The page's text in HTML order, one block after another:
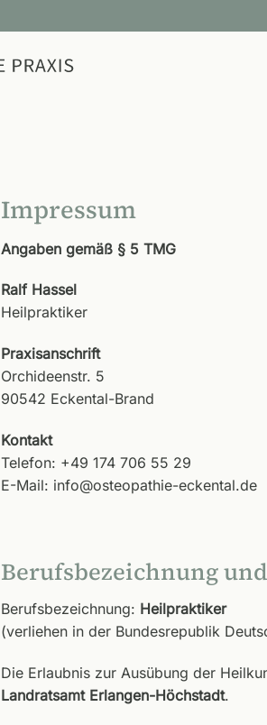
Impressum
Angaben gemäß § 5 TMG
Ralf Hassel
Heilpraktiker
Praxisanschrift
Orchideenstr. 5
90542 Eckental-Brand
Kontakt
Telefon: +49 174 706 55 29
E-Mail: info@osteopathie-eckental.de
Berufsbezeichnung
Berufsbezeichnung: Heilpraktiker
(verliehen in der Bundesrepublik
Die Erlaubnis zur Ausübung der
Landratsamt Erlangen-Höchstadt.